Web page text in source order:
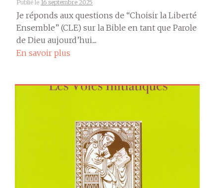
Publié le 16 septembre 2025
Je réponds aux questions de “Choisir la Liberté
Ensemble” (CLE) sur la Bible en tant que Parole
de Dieu aujourd’hui....
En savoir plus